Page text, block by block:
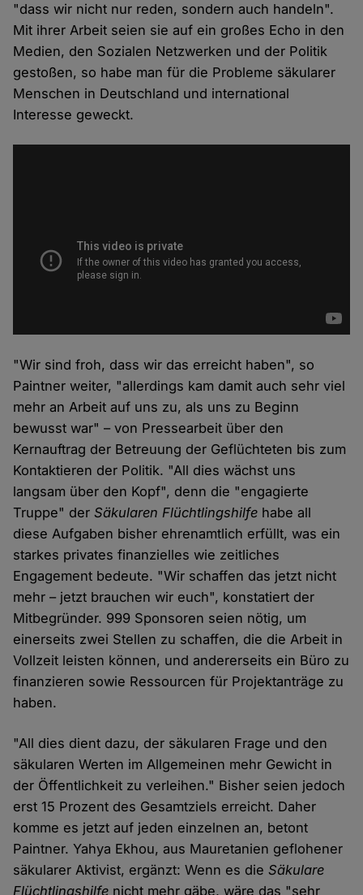
"dass wir nicht nur reden, sondern auch handeln".
Mit ihrer Arbeit seien sie auf ein großes Echo in den
Medien, den Sozialen Netzwerken und der Politik
gestoßen, so habe man für die Probleme säkularer
Menschen in Deutschland und international
Interesse geweckt.
"Wir sind froh, dass wir das erreicht haben", so
Paintner weiter, "allerdings kam damit auch sehr viel
mehr an Arbeit auf uns zu, als uns zu Beginn
bewusst war" – von Pressearbeit über den
Kernauftrag der Betreuung der Geflüchteten bis zum
Kontaktieren der Politik. "All dies wächst uns
langsam über den Kopf", denn die "engagierte
Truppe" derSäkularen Flüchtlingshilfe habe all
diese Aufgaben bisher ehrenamtlich erfüllt, was ein
starkes privates finanzielles wie zeitliches
Engagement bedeute. "Wir schaffen das jetzt nicht
mehr – jetzt brauchen wir euch", konstatiert der
Mitbegründer. 999 Sponsoren seien nötig, um
einerseits zwei Stellen zu schaffen, die die Arbeit in
Vollzeit leisten können, und andererseits ein Büro zu
finanzieren sowie Ressourcen für Projektanträge zu
haben.
"All dies dient dazu, der säkularen Frage und den
säkularen Werten im Allgemeinen mehr Gewicht in
der Öffentlichkeit zu verleihen." Bisher seien jedoch
erst 15 Prozent des Gesamtziels erreicht. Daher
komme es jetzt auf jeden einzelnen an, betont
Paintner. Yahya Ekhou, aus Mauretanien geflohener
säkularer Aktivist, ergänzt: Wenn es dieSäkulare
Flüchtlingshilfe nicht mehr gäbe, wäre das "sehr